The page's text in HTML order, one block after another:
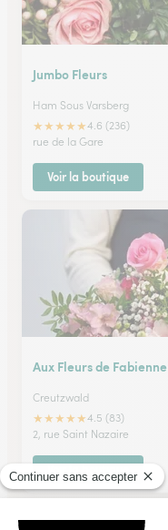
Jumbo Fleurs
Ham Sous Varsberg
★★★★★4.6 (236)
rue de la Gare
Voir la boutique
Aux Fleurs de Fabienne
Creutzwald
★★★★★4.5 (83)
2, rue Saint Nazaire
Voir la boutique